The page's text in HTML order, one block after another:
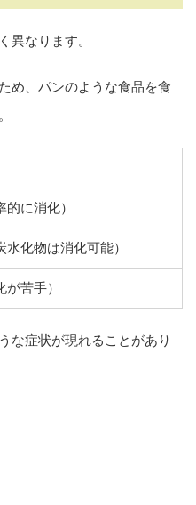
異なります。
め、パンのような食品を食
に消化）
化物は消化可能）
苦手）
な症状が現れることがあり